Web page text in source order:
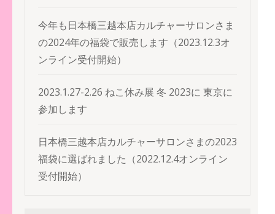
今年も日本橋三越本店カルチャーサロンさま
の2024年の福袋で販売します（2023.12.3オ
ンライン受付開始）
2023.1.27-2.26 ねこ休み展 冬 2023に 東京に
参加します
日本橋三越本店カルチャーサロンさまの2023
福袋に選ばれました（2022.12.4オンライン
受付開始）